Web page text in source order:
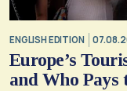
ENGLISH EDITION
Europe’s
and Who Pays